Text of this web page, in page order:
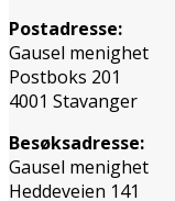
Postadresse:
Gausel menighet
Postboks 201
4001 Stavanger
Besøksadresse:
Gausel menighet
Heddeveien 141